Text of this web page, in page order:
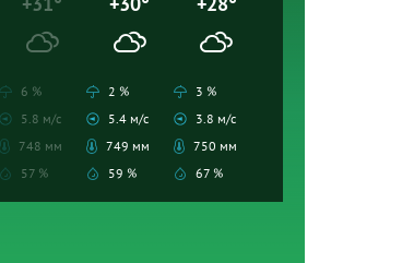
6 %
5.8 м/с
748 мм
57 %
2 %
5.4 м/с
749 мм
59 %
3 %
3.8 м/с
750 мм
67 %